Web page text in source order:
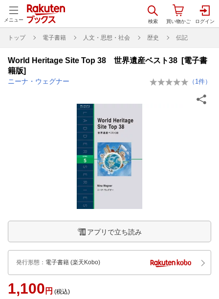
メニュー
トップ 電子書籍 人文・思想・社会 歴史 伝記
World Heritage Site Top 38 世界遺産ベスト38 [電子書
籍版]
ニーナ・ウェグナー （ 1件）
アプリで立ち読み
発行形態 ： 電子書籍 (楽天Kobo)
1,100 円 (税込)